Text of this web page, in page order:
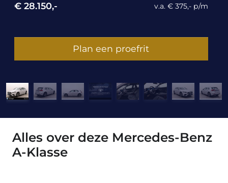
€ 28.150,- v.a. € 375,- p/m
Plan een proefrit
Alles over deze Mercedes-Benz
A-Klasse